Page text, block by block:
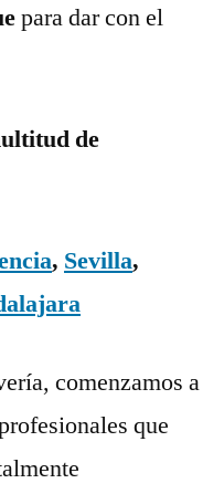
para dar con el
de
, Sevilla,
comenzamos a
que